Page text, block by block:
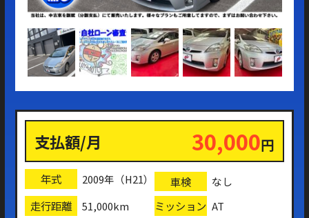
支払額/月 30,000円
年式 2009年（H21） 車検 なし
走行距離 51,000km ミッション AT